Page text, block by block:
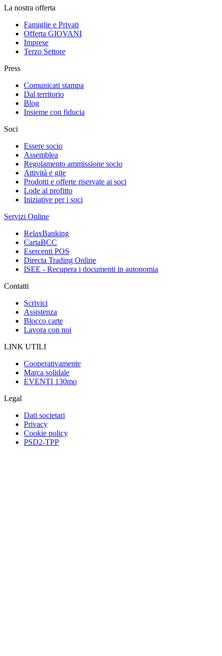
La nostra offerta
Famiglie e Privati
Offerta GIOVANI
Imprese
Terzo Settore
Press
Comunicati stampa
Dal territorio
Blog
Insieme con fiducia
Soci
Essere socio
Assemblea
Regolamento ammissione socio
Attività e gite
Prodotti e offerte riservate ai soci
Lode al profitto
Iniziative per i soci
Servizi Online
RelaxBanking
CartaBCC
Esercenti POS
Directa Trading Online
ISEE - Recupera i documenti in autonomia
Contatti
Scrivici
Assistenza
Blocco carte
Lavora con noi
LINK UTILI
Cooperativamente
Marca solidale
EVENTI 130mo
Legal
Dati societari
Privacy
Cookie policy
PSD2-TPP